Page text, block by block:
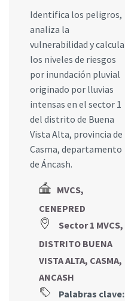
Identifica los peligros,
analiza la
vulnerabilidad y calcula
los niveles de riesgos
por inundación pluvial
originado por lluvias
intensas en el sector 1
del distrito de Buena
Vista Alta, provincia de
Casma, departamento
de Áncash.
MVCS,
CENEPRED
Sector 1 MVCS,
DISTRITO BUENA
VISTA ALTA, CASMA,
ANCASH
Palabras clave: